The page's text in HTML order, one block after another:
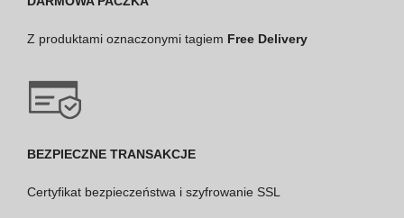
Z produktami oznaczonymi tagiem Free Delivery
BEZPIECZNE TRANSAKCJE
Certyfikat bezpieczeństwa i szyfrowanie SSL